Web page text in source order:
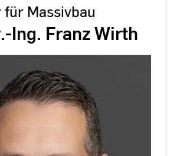
Massivbau
Ing. Franz Wirth